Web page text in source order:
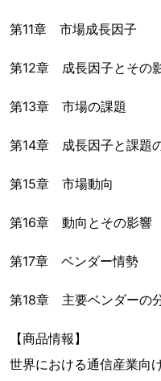
第11章 市場成長因子
第12章 成長因子とその
第13章 市場の課題
第14章 成長因子と課題
第15章 市場動向
第16章 動向とその影響
第17章 ベンダー情勢
第18章 主要ベンダーの
【商品情報】
世界における通信産業向